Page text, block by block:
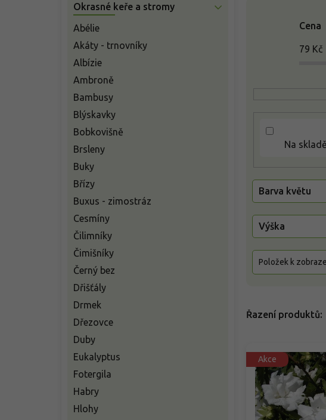
Okrasné keře a stromy
Abélie
Akáty - trnovníky
Albízie
Ambroně
Bambusy
Blýskavky
Bobkovišně
Brsleny
Buky
Břízy
Buxus - zimostráz
Cesmíny
Čilimníky
Čimišníky
Černý bez
Dřišťály
Drmek
Dřezovce
Duby
Eukalyptus
Fotergila
Habry
Hlohy
Řazení produktů
Cena
79 Kč
Na skladě
Barva květu
Výška
Položek k
Akce